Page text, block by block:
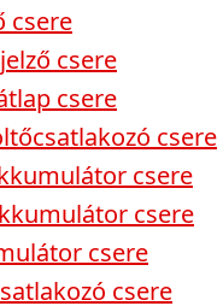
csere
csere
csere
csere
csere
csere
csere
csere